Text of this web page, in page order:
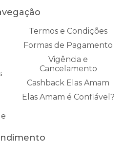
Termos e Condições
Formas de Pagamento
Vigência e
Cancelamento
Cashback Elas Amam
Elas Amam é Confiável?